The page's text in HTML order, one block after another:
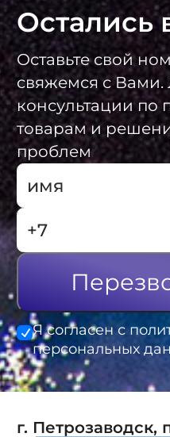
Остались
Оставьте свой
свяжемся с
консультации по
товарам и
проблем
Я согласен с
персональных
г.